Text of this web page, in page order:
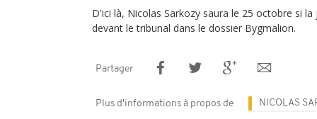
D'ici là, Nicolas Sarkozy saura le 25 octobre si
devant le tribunal dans le dossier Bygmalion.
Partager
Plus d'informations à propos de NICOLAS